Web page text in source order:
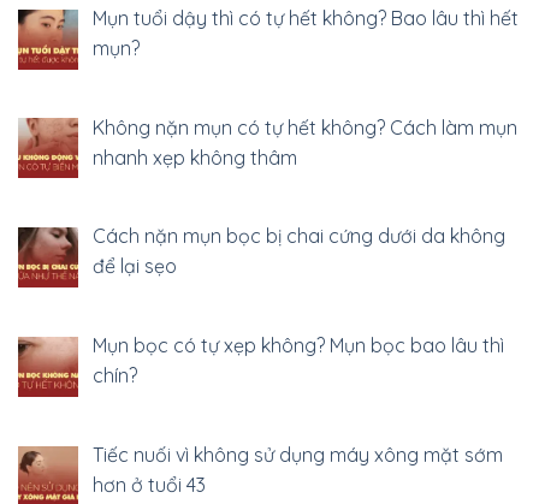
Mụn tuổi dậy thì có tự hết không? Bao lâu thì hết
mụn?
Không nặn mụn có tự hết không? Cách làm mụn
nhanh xẹp không thâm
Cách nặn mụn bọc bị chai cứng dưới da không
để lại sẹo
Mụn bọc có tự xẹp không? Mụn bọc bao lâu thì
chín?
Tiếc nuối vì không sử dụng máy xông mặt sớm
hơn ở tuổi 43